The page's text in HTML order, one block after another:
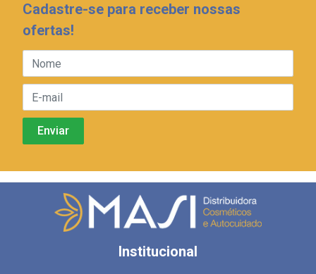
Cadastre-se para receber nossas
ofertas!
Institucional